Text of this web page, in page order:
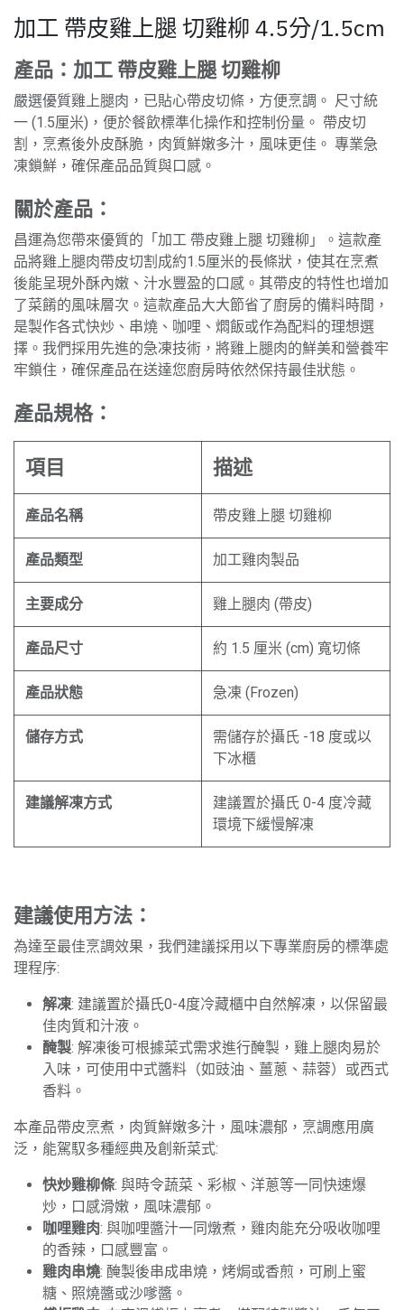
加工 帶皮雞上腿 切雞柳 4.5分/1.5cm
產品：加工 帶皮雞上腿 切雞柳
嚴選優質雞上腿肉，已貼心帶皮切條，方便烹調。 尺寸統
一 (1.5厘米)，便於餐飲標準化操作和控制份量。 帶皮切
割，烹煮後外皮酥脆，肉質鮮嫩多汁，風味更佳。 專業急
凍鎖鮮，確保產品品質與口感。
關於產品：
昌運為您帶來優質的「加工 帶皮雞上腿 切雞柳」。這款產
品將雞上腿肉帶皮切割成約1.5厘米的長條狀，使其在烹煮
後能呈現外酥內嫩、汁水豐盈的口感。其帶皮的特性也增加
了菜餚的風味層次。這款產品大大節省了廚房的備料時間，
是製作各式快炒、串燒、咖哩、燜飯或作為配料的理想選
擇。我們採用先進的急凍技術，將雞上腿肉的鮮美和營養牢
牢鎖住，確保產品在送達您廚房時依然保持最佳狀態。
產品規格：
項目 描述
產品名稱 帶皮雞上腿 切雞柳
產品類型 加工雞肉製品
主要成分 雞上腿肉 (帶皮)
產品尺寸 約 1.5 厘米 (cm) 寬切條
產品狀態 急凍 (Frozen)
儲存方式
需儲存於攝氏 -18 度或以
下冰櫃
建議解凍方式
建議置於攝氏 0-4 度冷藏
環境下緩慢解凍
建議使用方法：
為達至最佳烹調效果，我們建議採用以下專業廚房的標準處
理程序:
解凍: 建議置於攝氏0-4度冷藏櫃中自然解凍，以保留最
佳肉質和汁液。
醃製: 解凍後可根據菜式需求進行醃製，雞上腿肉易於
入味，可使用中式醬料（如豉油、薑蔥、蒜蓉）或西式
香料。
本產品帶皮烹煮，肉質鮮嫩多汁，風味濃郁，烹調應用廣
泛，能駕馭多種經典及創新菜式:
快炒雞柳條: 與時令蔬菜、彩椒、洋蔥等一同快速爆
炒，口感滑嫩，風味濃郁。
咖哩雞肉: 與咖哩醬汁一同燉煮，雞肉能充分吸收咖哩
的香辣，口感豐富。
雞肉串燒: 醃製後串成串燒，烤焗或香煎，可刷上蜜
糖、照燒醬或沙嗲醬。